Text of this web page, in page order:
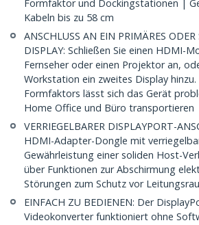
Formfaktor und Dockingstationen |
Kabeln bis zu 58 cm
ANSCHLUSS AN EIN PRIMÄRES ODER
DISPLAY: Schließen Sie einen HDMI-
Fernseher oder einen Projektor an,
Workstation ein zweites Display hinzu.
Formfaktors lässt sich das Gerät
Home Office und Büro transportieren
VERRIEGELBARER DISPLAYPORT-
HDMI-Adapter-Dongle mit
Gewährleistung einer soliden Host-
über Funktionen zur Abschirmung
Störungen zum Schutz vor
EINFACH ZU BEDIENEN: Der
Videokonverter funktioniert ohne